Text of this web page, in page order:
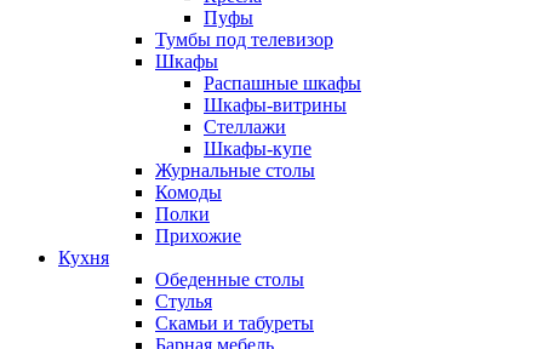
Пуфы
Тумбы под телевизор
Шкафы
Распашные шкафы
Шкафы-витрины
Стеллажи
Шкафы-купе
Журнальные столы
Комоды
Полки
Прихожие
Кухня
Обеденные столы
Стулья
Скамьи и табуреты
Барная мебель